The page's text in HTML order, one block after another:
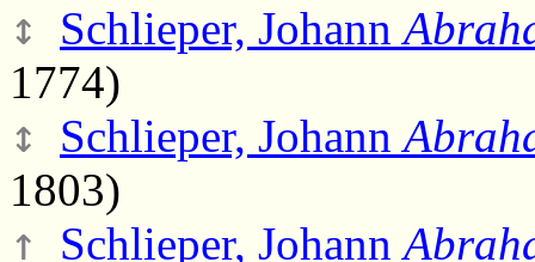
↕
Schlieper, Johann
1774)
↕ Schlieper, Johann
1803)
↑ Schlieper, Johann